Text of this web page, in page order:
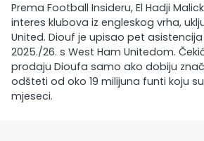
Prema Football Insideru, El Hadji
interes klubova iz engleskog vrha,
United. Diouf je upisao pet
2025./26. s West Ham Unitedom.
prodaju Dioufa samo ako dobiju
odšteti od oko 19 milijuna funti koju
mjeseci.